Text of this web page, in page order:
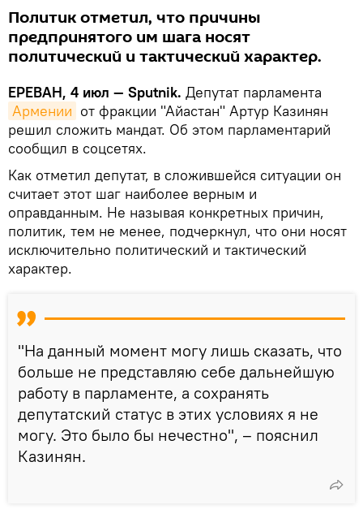
Политик отметил, что причины
предпринятого им шага носят
политический и тактический характер.
ЕРЕВАН, 4 июл — Sputnik. Депутат парламента
Армении от фракции "Айастан" Артур Казинян
решил сложить мандат. Об этом парламентарий
сообщил в соцсетях.
Как отметил депутат, в сложившейся ситуации он
считает этот шаг наиболее верным и
оправданным. Не называя конкретных причин,
политик, тем не менее, подчеркнул, что они носят
исключительно политический и тактический
характер.
"На данный момент могу лишь сказать, что
больше не представляю себе дальнейшую
работу в парламенте, а сохранять
депутатский статус в этих условиях я не
могу. Это было бы нечестно", – пояснил
Казинян.